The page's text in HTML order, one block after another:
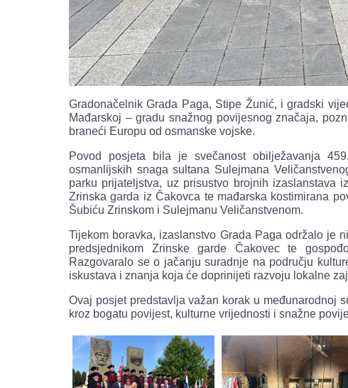
Gradonačelnik Grada Paga, Stipe Žunić, i gradski
Mađarskoj – gradu snažnog povijesnog značaja,
braneći Europu od osmanske vojske.
Povod posjeta bila je svečanost obilježavanja
osmanlijskih snaga sultana Sulejmana
parku prijateljstva, uz prisustvo brojnih izaslanstava
Zrinska garda iz Čakovca te mađarska kostimirana
Šubiću Zrinskom i Sulejmanu Veličanstvenom.
Tijekom boravka, izaslanstvo Grada Paga održalo je
predsjednikom Zrinske garde Čakovec te
Razgovaralo se o jačanju suradnje na području
iskustava i znanja koja će doprinijeti razvoju lokalne
Ovaj posjet predstavlja važan korak u međunarodnoj
kroz bogatu povijest, kulturne vrijednosti i snažne